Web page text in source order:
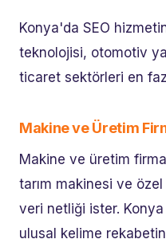
Konya'da SEO
teknolojisi, otomotiv
ticaret sektörleri en
Makine ve Üretim
Makine ve üretim
tarım makinesi ve
veri netliği ister.
ulusal kelime